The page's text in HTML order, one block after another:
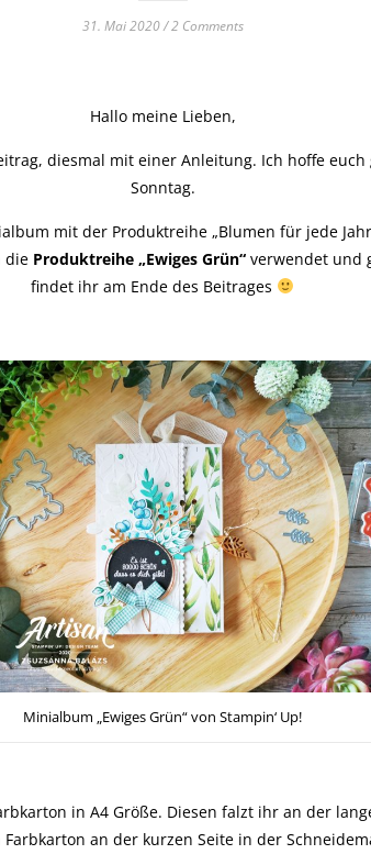
31. Mai 2020/ 2 Comments
Hallo meine Lieben,
diesmal mit einer Anleitung. Ich hoffe
Sonntag.
mit der Produktreihe „Blumen für jede
die Produktreihe „Ewiges Grün“verwendet und
findet ihr am Ende des Beitrages
Minialbum „Ewiges Grün“ von Stampin‘ Up!
in A4 Größe. Diesen falzt ihr an der
an der kurzen Seite in der